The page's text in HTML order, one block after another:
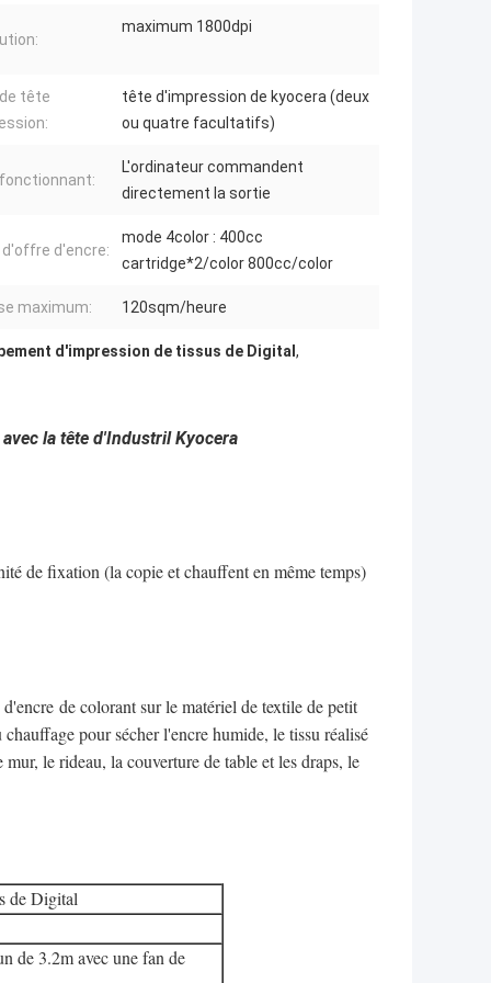
maximum 1800dpi
tête
tête d'impression de kyocera (deux
ou quatre facultatifs)
L'ordinateur commandent
directement la sortie
d'offre d'encre:
mode 4color : 400cc
cartridge*2/color 800cc/color
maximum: 120sqm/heure
d'impression de tissus de Digital,
la tête d'Industril Kyocera
de fixation (la copie et chauffent en même temps)
de colorant sur le matériel de textile de petit
pour sécher l'encre humide, le tissu réalisé
le rideau, la couverture de table et les draps, le
de Digital
de 3.2m avec une fan de